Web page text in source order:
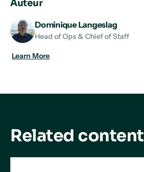
Auteur
Dominique Langeslag
Head of Ops & Chief of Staff
Learn More
Related content